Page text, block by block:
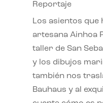
Reportaje
Los asientos que
artesana Ainhoa
taller de San
y los dibujos
también nos
Bauhaus y al